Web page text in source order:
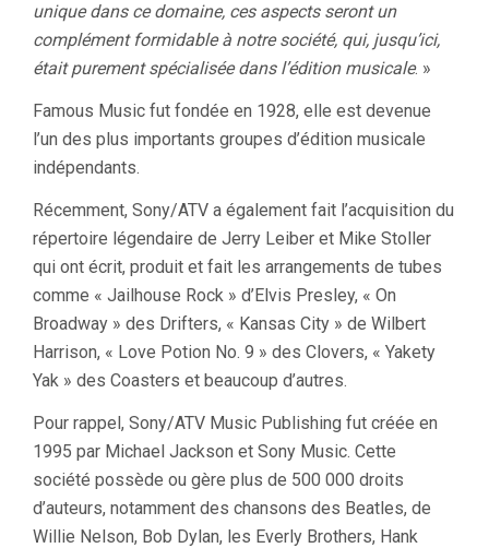
unique dans ce domaine, ces aspects seront un
complément formidable à notre société, qui, jusqu’ici,
était purement spécialisée dans l’édition musicale. »
Famous Music fut fondée en 1928, elle est devenue
l’un des plus importants groupes d’édition musicale
indépendants.
Récemment, Sony/ATV a également fait l’acquisition du
répertoire légendaire de Jerry Leiber et Mike Stoller
qui ont écrit, produit et fait les arrangements de tubes
comme « Jailhouse Rock » d’Elvis Presley, « On
Broadway » des Drifters, « Kansas City » de Wilbert
Harrison, « Love Potion No. 9 » des Clovers, « Yakety
Yak » des Coasters et beaucoup d’autres.
Pour rappel, Sony/ATV Music Publishing fut créée en
1995 par Michael Jackson et Sony Music. Cette
société possède ou gère plus de 500 000 droits
d’auteurs, notamment des chansons des Beatles, de
Willie Nelson, Bob Dylan, les Everly Brothers, Hank